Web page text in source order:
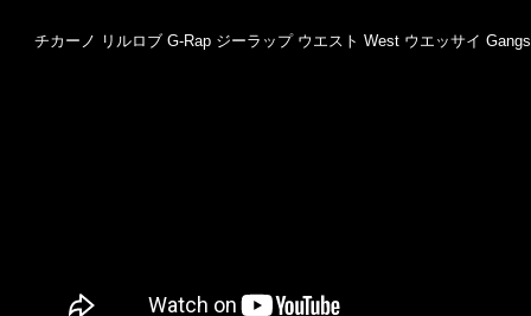
チカーノ リルロブ G-Rap ジーラップ ウエスト West ウエッサイ